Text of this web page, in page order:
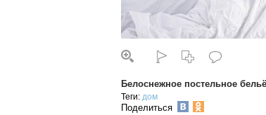
Белоснежное постельное
Теги: дом
Поделиться